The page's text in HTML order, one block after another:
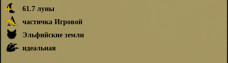
61.7 луны
частичка Игровой
Эльфийские земли
идеальная